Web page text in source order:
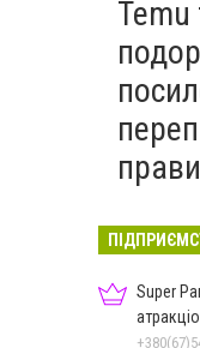
Super